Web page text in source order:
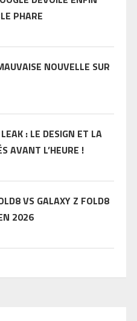
PHARE
NOUVELLE SUR
: LE DESIGN ET LA
AVANT L’HEURE !
VS GALAXY Z FOLD8
2026